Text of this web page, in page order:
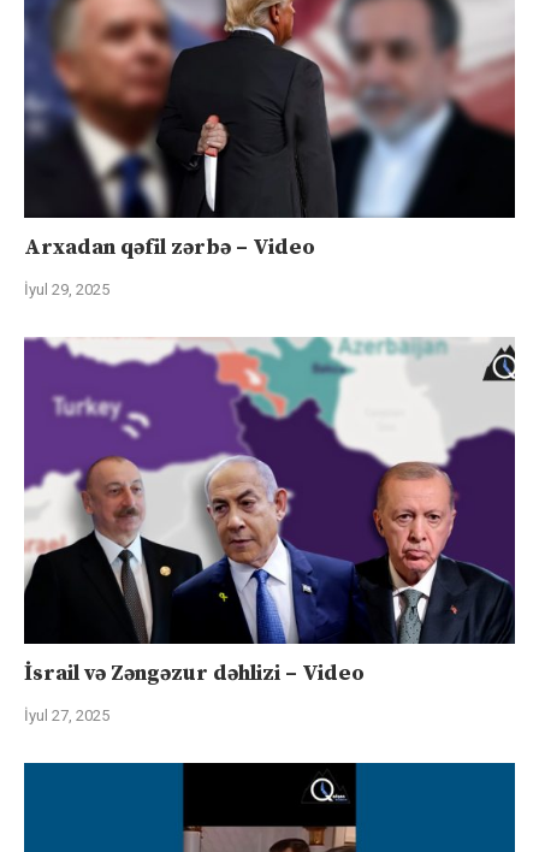
Arxadan qəfil zərbə – Video
İyul 29, 2025
İsrail və Zəngəzur dəhlizi – Video
İyul 27, 2025